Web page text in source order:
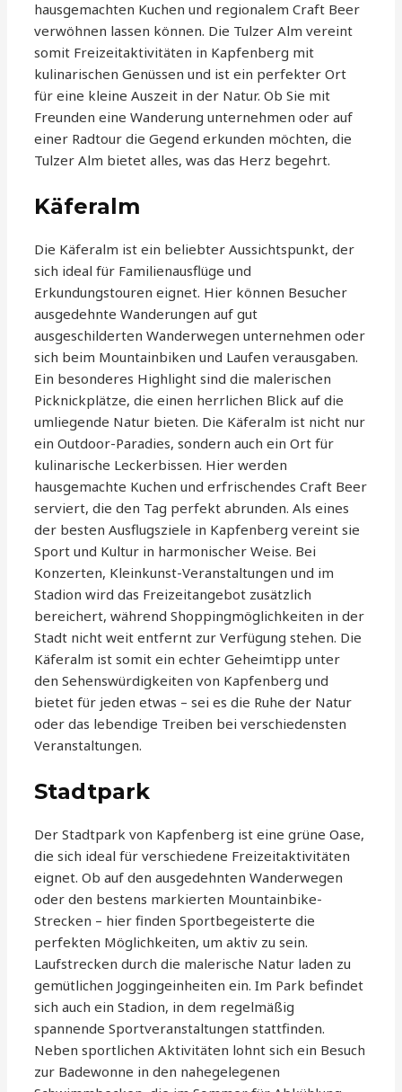
hausgemachten Kuchen und regionalem Craft Beer
verwöhnen lassen können. Die Tulzer Alm vereint
somit Freizeitaktivitäten in Kapfenberg mit
kulinarischen Genüssen und ist ein perfekter Ort
für eine kleine Auszeit in der Natur. Ob Sie mit
Freunden eine Wanderung unternehmen oder auf
einer Radtour die Gegend erkunden möchten, die
Tulzer Alm bietet alles, was das Herz begehrt.
Käferalm
Die Käferalm ist ein beliebter Aussichtspunkt, der
sich ideal für Familienausflüge und
Erkundungstouren eignet. Hier können Besucher
ausgedehnte Wanderungen auf gut
ausgeschilderten Wanderwegen unternehmen oder
sich beim Mountainbiken und Laufen verausgaben.
Ein besonderes Highlight sind die malerischen
Picknickplätze, die einen herrlichen Blick auf die
umliegende Natur bieten. Die Käferalm ist nicht nur
ein Outdoor-Paradies, sondern auch ein Ort für
kulinarische Leckerbissen. Hier werden
hausgemachte Kuchen und erfrischendes Craft Beer
serviert, die den Tag perfekt abrunden. Als eines
der besten Ausflugsziele in Kapfenberg vereint sie
Sport und Kultur in harmonischer Weise. Bei
Konzerten, Kleinkunst-Veranstaltungen und im
Stadion wird das Freizeitangebot zusätzlich
bereichert, während Shoppingmöglichkeiten in der
Stadt nicht weit entfernt zur Verfügung stehen. Die
Käferalm ist somit ein echter Geheimtipp unter
den Sehenswürdigkeiten von Kapfenberg und
bietet für jeden etwas – sei es die Ruhe der Natur
oder das lebendige Treiben bei verschiedensten
Veranstaltungen.
Stadtpark
Der Stadtpark von Kapfenberg ist eine grüne Oase,
die sich ideal für verschiedene Freizeitaktivitäten
eignet. Ob auf den ausgedehnten Wanderwegen
oder den bestens markierten Mountainbike-
Strecken – hier finden Sportbegeisterte die
perfekten Möglichkeiten, um aktiv zu sein.
Laufstrecken durch die malerische Natur laden zu
gemütlichen Joggingeinheiten ein. Im Park befindet
sich auch ein Stadion, in dem regelmäßig
spannende Sportveranstaltungen stattfinden.
Neben sportlichen Aktivitäten lohnt sich ein Besuch
zur Badewonne in den nahegelegenen